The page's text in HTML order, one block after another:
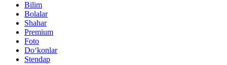
Bilim
Bolalar
Shahar
Premium
Foto
Do‘konlar
Stendap